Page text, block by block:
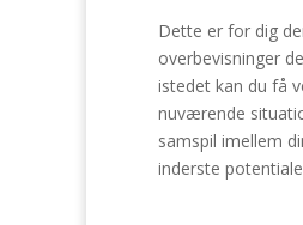
Dette er for dig
overbevisninger
istedet kan du få
nuværende
samspil imellem
inderste